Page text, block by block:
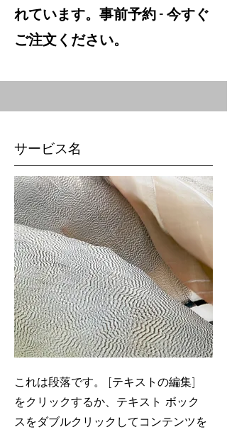
れています。事前予約 - 今すぐ
ご注文ください。
サービス名
これは段落です。 [テキストの編集]
をクリックするか、テキスト ボック
スをダブルクリックしてコンテンツを